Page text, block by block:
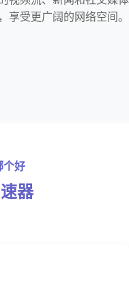
受更广阔的网络空间。
个好
器